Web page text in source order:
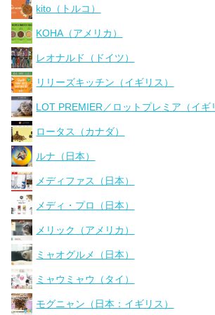
kito（トルコ）
KOHA（アメリカ）
レオナルド（ドイツ）
リリーズキッチン（イギリス）
LOT PREMIER／ロットプレミア（イギ
ロータス（カナダ）
ルナ（日本）
メディファス（日本）
メディ・プロ（日本）
メリック（アメリカ）
ミャオグルメ（日本）
ミャウミャウ（タイ）
モグニャン（日本：イギリス）